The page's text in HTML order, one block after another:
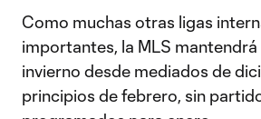
Como muchas otras ligas
importantes, la MLS
invierno desde mediados de
principios de febrero, sin